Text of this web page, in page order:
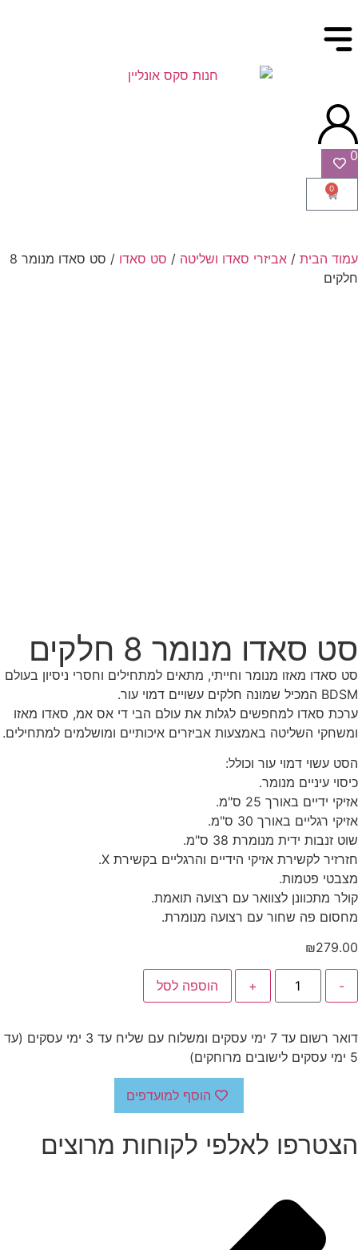
0
0
עמוד הבית / אביזרי סאדו ושליטה / סט סאדו
/ סט סאדו מנומר 8
חלקים
סט סאדו מנומר 8 חלקים
סט סאדו מאזו מנומר וחייתי, מתאים למתחילים וחסרי ניסיון בעולם
BDSM המכיל שמונה חלקים עשויים דמוי עור.
ערכת סאדו למחפשים לגלות את עולם הבי די אס אמ, סאדו מאזו
ומשחקי השליטה באמצעות אביזרים איכותיים ומושלמים למתחילים.
הסט עשוי דמוי עור וכולל:
כיסוי עיניים מנומר.
אזיקי ידיים באורך 25 ס"מ.
אזיקי רגליים באורך 30 ס"מ.
שוט זנבות ידית מנומרת 38 ס"מ.
חזרזיר לקשירת אזיקי הידיים והרגליים בקשירת X.
מצבטי פטמות.
קולר מתכוונן לצוואר עם רצועה תואמת.
מחסום פה שחור עם רצועה מנומרת.
₪279.00
-
+ הוספה לסל
דואר רשום עד 7 ימי עסקים ומשלוח עם שליח עד 3 ימי עסקים (עד
5 ימי עסקים לישובים מרוחקים)
הוסף למועדפים
הצטרפו לאלפי לקוחות מרוצים